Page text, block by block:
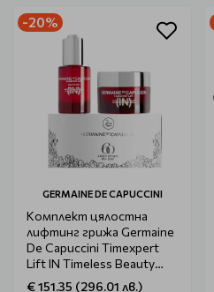
-20%
GERMAINE DE CAPUCCINI
Комплект цялостна
лифтинг грижа Germaine
De Capuccini Timexpert
Lift IN Timeless Beauty
Rituals
€ 151.35 (296.01 лв.)